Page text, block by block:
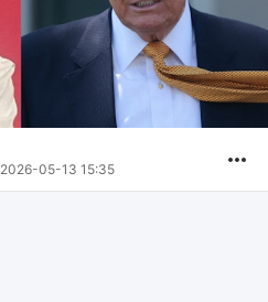
2026-05-13 15:35